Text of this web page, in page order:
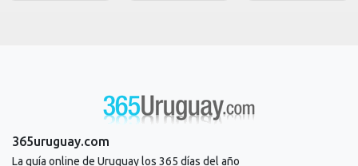
365uruguay.com
La guía online de Uruguay los 365 días del año